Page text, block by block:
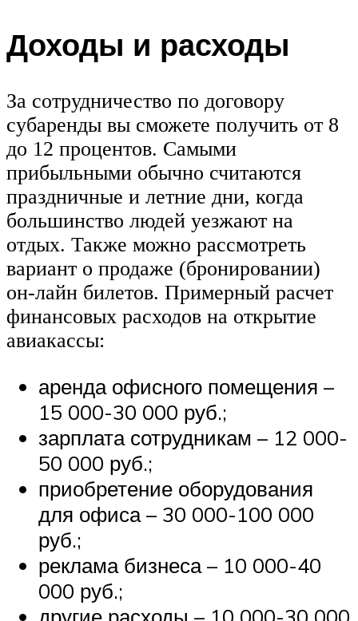
Доходы и расходы
За сотрудничество по договору
субаренды вы сможете получить от 8
до 12 процентов. Самыми
прибыльными обычно считаются
праздничные и летние дни, когда
большинство людей уезжают на
отдых. Также можно рассмотреть
вариант о продаже (бронировании)
он-лайн билетов. Примерный расчет
финансовых расходов на открытие
авиакассы:
аренда офисного помещения –
15 000-30 000 руб.;
зарплата сотрудникам – 12 000-
50 000 руб.;
приобретение оборудования
для офиса – 30 000-100 000
руб.;
реклама бизнеса – 10 000-40
000 руб.;
другие расходы – 10 000-30 000